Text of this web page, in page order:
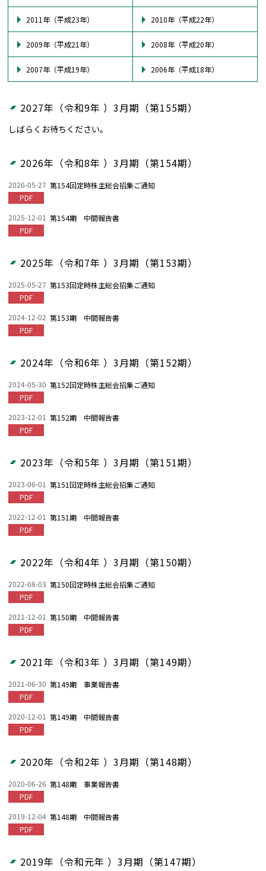
2011年（平成23年） 2010年（平成22年）
2009年（平成21年） 2008年（平成20年）
2007年（平成19年） 2006年（平成18年）
2027年（令和9年 ）3月期（第155期）
しばらくお待ちください。
2026年（令和8年 ）3月期（第154期）
2026-05-27
PDF
第154回定時株主総会招集ご通知
2025-12-01
PDF
第154期 中間報告書
2025年（令和7年 ）3月期（第153期）
2025-05-27
PDF
第153回定時株主総会招集ご通知
2024-12-02
PDF
第153期 中間報告書
2024年（令和6年 ）3月期（第152期）
2024-05-30
PDF
第152回定時株主総会招集ご通知
2023-12-01
PDF
第152期 中間報告書
2023年（令和5年 ）3月期（第151期）
2023-06-01
PDF
第151回定時株主総会招集ご通知
2022-12-01
PDF
第151期 中間報告書
2022年（令和4年 ）3月期（第150期）
2022-08-03
PDF
第150回定時株主総会招集ご通知
2021-12-01
PDF
第150期 中間報告書
2021年（令和3年 ）3月期（第149期）
2021-06-30
PDF
第149期 事業報告書
2020-12-01
PDF
第149期 中間報告書
2020年（令和2年 ）3月期（第148期）
2020-06-26
PDF
第148期 事業報告書
2019-12-04
PDF
第148期 中間報告書
2019年（令和元年 ）3月期（第147期）